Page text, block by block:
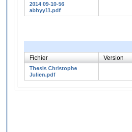
2014 09-10-56
abbyy11.pdf
Fichier Version
Thesis Christophe
Julien.pdf